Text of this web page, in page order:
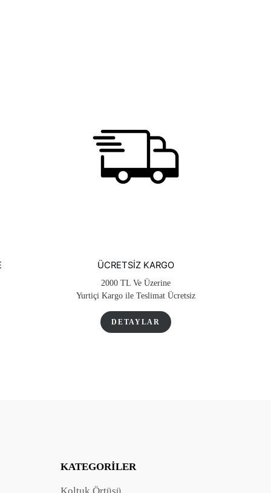
ÜCRETSIZ KARGO
2000 TL Ve Üzerine
Yurtiçi Kargo ile Teslimat Ücretsiz
DETAYLAR
KATEGORILER